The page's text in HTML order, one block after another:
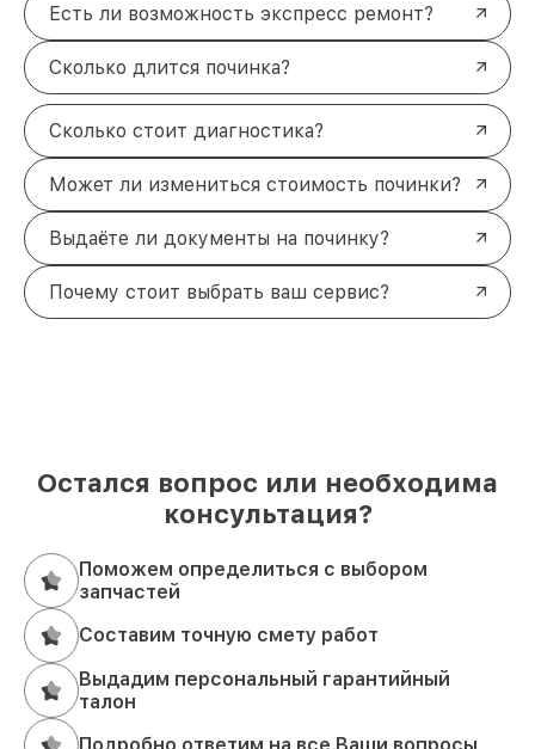
Есть ли возможность экспресс ремонт?
Сколько длится починка?
Сколько стоит диагностика?
Может ли измениться стоимость починки?
Выдаёте ли документы на починку?
Почему стоит выбрать ваш сервис?
Остался вопрос или необходима
консультация?
Поможем определиться с выбором
запчастей
Составим точную смету работ
Выдадим персональный гарантийный
талон